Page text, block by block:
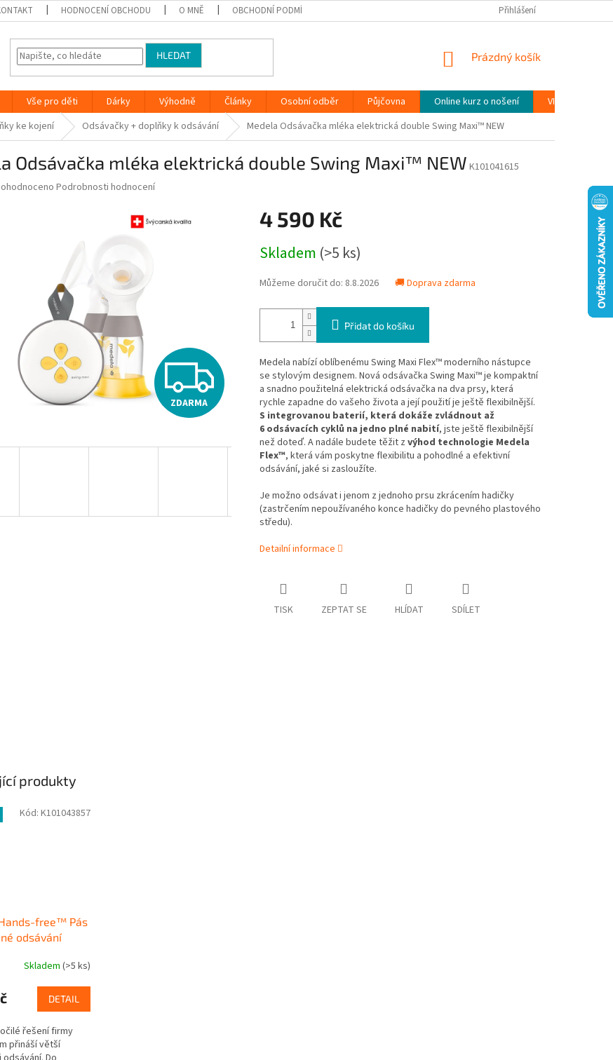
HODNOCENÍ OBCHODU O MNĚ OBCHODNÍ PODMÍNKY PODMÍNKY OCHRANY OSOBNÍCH ÚDAJŮ (GDPR)
Přihlášení
HLEDAT
NÁKUPNÍ
Prázdný košík
Vše pro děti Dárky Výhodně Články Osobní odběr Půjčovna Online kurz o nošení
VIDEONÁVODY
ke kojení Odsávačky + doplňky k odsávání Medela Odsávačka mléka elektrická double Swing Maxi™ NEW
Odsávačka mléka elektrická double Swing Maxi™ NEW K101041615
Podrobnosti hodnocení
Z
D
R
ZDARMA
4 590 Kč
cena:
Skladem (>5 ks)
Můžeme doručit do: 8.8.2026 🚚 Doprava zdarma
Přidat do košíku
Medela nabízí oblíbenému Swing Maxi Flex™ moderního nástupce
se stylovým designem. Nová odsávačka Swing Maxi™ je kompaktní
a snadno použitelná elektrická odsávačka na dva prsy, která
rychle zapadne do vašeho života a její použití je ještě flexibilnější.
S integrovanou baterií, která dokáže zvládnout až
6 odsávacích cyklů na jedno plné nabití, jste ještě flexibilnější
než doteď. A nadále budete těžit z výhod technologie Medela
Flex™, která vám poskytne flexibilitu a pohodlné a efektivní
odsávání, jaké si zasloužíte.
Je možno odsávat i jenom z jednoho prsu zkrácením hadičky
(zastrčením nepoužívaného konce hadičky do pevného plastového
středu).
Detailní informace
TISK ZEPTAT SE HLÍDAT SDÍLET
produkty
free™ Pás
odsávání
Skladem (>5 ks)
DETAIL
řešení firmy
přináší větší
Kód: K101043857